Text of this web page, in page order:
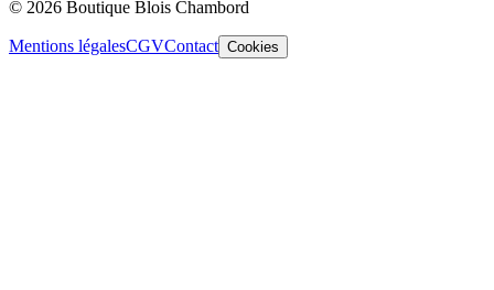
© 2026 Boutique Blois Chambord
Mentions légalesCGVContact Cookies